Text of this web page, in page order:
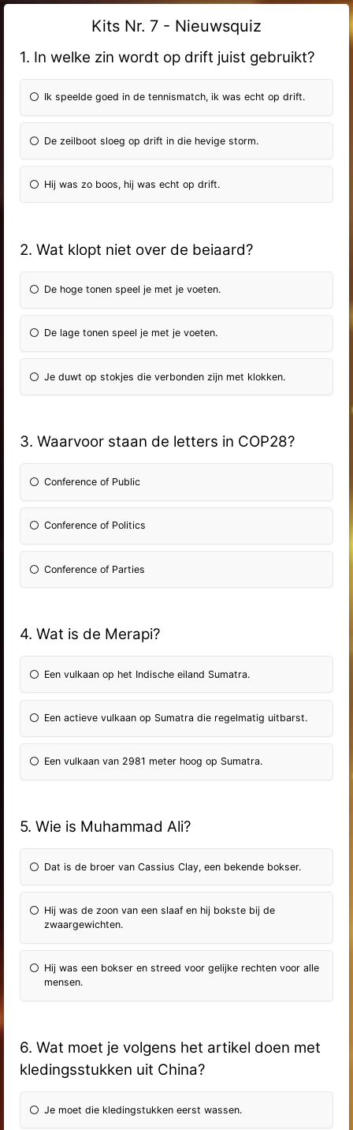
Kits Nr. 7 - Nieuwsquiz
1. In welke zin wordt op drift juist gebruikt?
Ik speelde goed in de tennismatch, ik was echt op drift.
De zeilboot sloeg op drift in die hevige storm.
Hij was zo boos, hij was echt op drift.
2. Wat klopt niet over de beiaard?
De hoge tonen speel je met je voeten.
De lage tonen speel je met je voeten.
Je duwt op stokjes die verbonden zijn met klokken.
3. Waarvoor staan de letters in COP28?
Conference of Public
Conference of Politics
Conference of Parties
4. Wat is de Merapi?
Een vulkaan op het Indische eiland Sumatra.
Een actieve vulkaan op Sumatra die regelmatig uitbarst.
Een vulkaan van 2981 meter hoog op Sumatra.
5. Wie is Muhammad Ali?
Dat is de broer van Cassius Clay, een bekende bokser.
Hij was de zoon van een slaaf en hij bokste bij de
zwaargewichten.
Hij was een bokser en streed voor gelijke rechten voor alle
mensen.
6. Wat moet je volgens het artikel doen met
kledingsstukken uit China?
Je moet die kledingstukken eerst wassen.